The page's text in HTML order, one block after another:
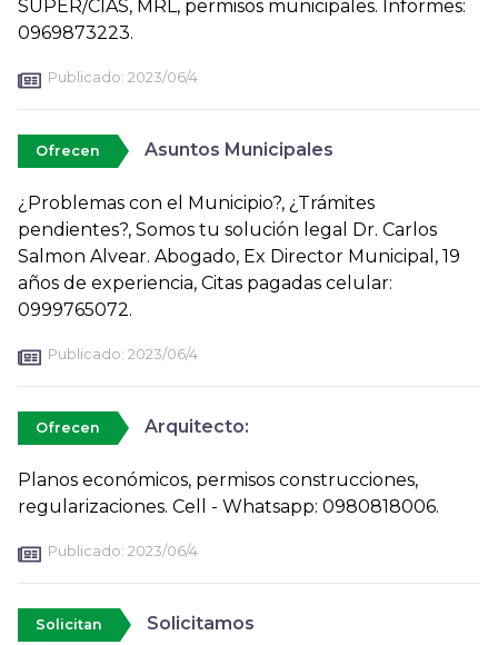
SUPER/CIAS, MRL, permisos municipales. Informes:
0969873223.
Publicado: 2023/06/4
Ofrecen Asuntos Municipales
¿Problemas con el Municipio?, ¿Trámites
pendientes?, Somos tu solución legal Dr. Carlos
Salmon Alvear. Abogado, Ex Director Municipal, 19
años de experiencia, Citas pagadas celular:
0999765072.
Publicado: 2023/06/4
Ofrecen Arquitecto:
Planos económicos, permisos construcciones,
regularizaciones. Cell - Whatsapp: 0980818006.
Publicado: 2023/06/4
Solicitan Solicitamos